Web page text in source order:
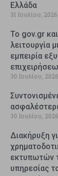
Ελλάδα
31 Ιουλίου, 2026
Το gov.gr
λειτουργία
εμπειρία
30 Ιουλίου, 2026
30 Ιουλίου, 2026
Διακήρυξη
εκτυπωτών
υπηρεσίας